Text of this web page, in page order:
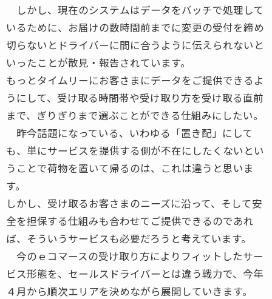
しかし、現在のシステムはデータをバッチで処理して
いるために、お届けの数時間前までに変更の受付を締め
切らないとドライバーに間に合うように伝えられないと
いったことが散見・報告されています。
もっとタイムリーにお客さまにデータをご提供できるよ
うにして、受け取る時間帯や受け取り方を受け取る直前
まで、ぎりぎりまで選ぶことができる仕組みにしたい。
昨今話題になっている、いわゆる「置き配」にして
も、単にサービスを提供する側が不在にしたくないとい
うことで荷物を置いて帰るのは、これは違うと思いま
す。
しかし、受け取るお客さまのニーズに沿って、そして安
全を担保する仕組みも合わせてご提供できるのであれ
ば、そういうサービスも必要だろうと考えています。
今のｅコマースの受け取り方によりフィットしたサー
ビス形態を、セールスドライバーとは違う戦力で、今年
４月から順次エリアを決めながら展開していきます。